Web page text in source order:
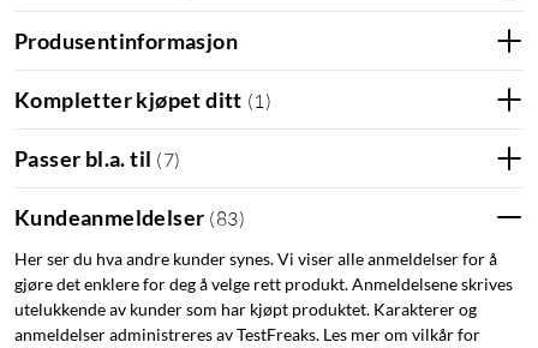
bruk av opptil 50 lyspærer/lamper. Effekt: 5,7 W (tilsvarer ca.
40 W). Fargetemperatur: 2700 K. CRI: 80. Lysfluks: 470 lm.
Sokkel: E14. Energiklasse: G. Spenning: 230 V. Levetid: 25 000
t. Mål: Ø45x77 mm.
Produsentinformasjon
Kompletter kjøpet ditt (1 )
Passer bl.a. til (7)
Kundeanmeldelser (83)
Her ser du hva andre kunder synes. Vi viser alle anmeldelser for å
gjøre det enklere for deg å velge rett produkt. Anmeldelsene skrives
utelukkende av kunder som har kjøpt produktet. Karakterer og
anmeldelser administreres av TestFreaks. Les mer om vilkår for